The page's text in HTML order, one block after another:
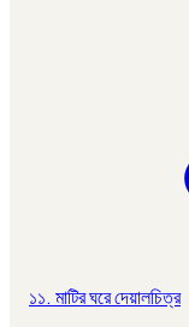
১১. মাটির ঘরে দেয়ালচিত্র